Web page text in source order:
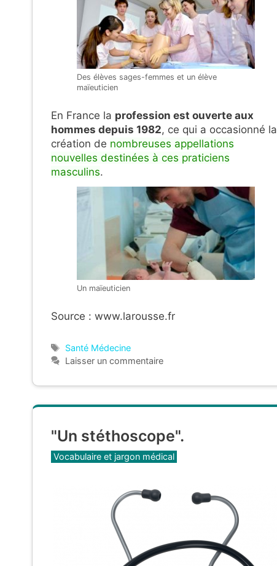
Des élèves sages-femmes et un élève
maïeuticien
En France la profession est ouverte aux
hommes depuis 1982, ce qui a occasionné la
création de nombreuses appellations
nouvelles destinées à ces praticiens
masculins.
Un maïeuticien
Source : www.larousse.fr
Étiquettes
Santé Médecine
Laisser un commentaire
"Un stéthoscope".
Catégories
Vocabulaire et jargon médical